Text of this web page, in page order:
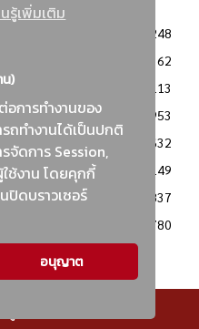
รู้เพิ่มเติม
)
อการทำงานของ
รถทำงานได้เป็นปกติ
จัดการ Session,
ช้งาน โดยคุกกี้
ปิดบราวเซอร์
อนุญาต
3248
2362
2113
1953
อจัดจ้าง
1632
1149
837
780